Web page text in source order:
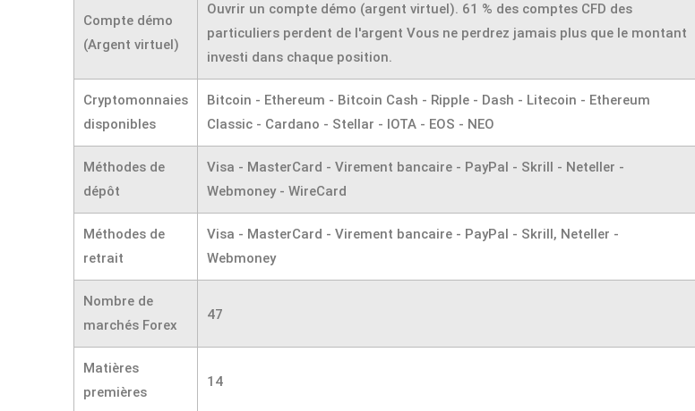
Compte démo
(Argent virtuel)
Ouvrir un compte démo (argent virtuel). 61 % des comptes CFD des
particuliers perdent de l'argent Vous ne perdrez jamais plus que le montant
investi dans chaque position.
Cryptomonnaies
disponibles
Bitcoin - Ethereum - Bitcoin Cash - Ripple - Dash - Litecoin - Ethereum
Classic - Cardano - Stellar - IOTA - EOS - NEO
Méthodes de
dépôt
Visa - MasterCard - Virement bancaire - PayPal - Skrill - Neteller -
Webmoney - WireCard
Méthodes de
retrait
Visa - MasterCard - Virement bancaire - PayPal - Skrill, Neteller -
Webmoney
Nombre de
marchés Forex
47
Matières
premières
14